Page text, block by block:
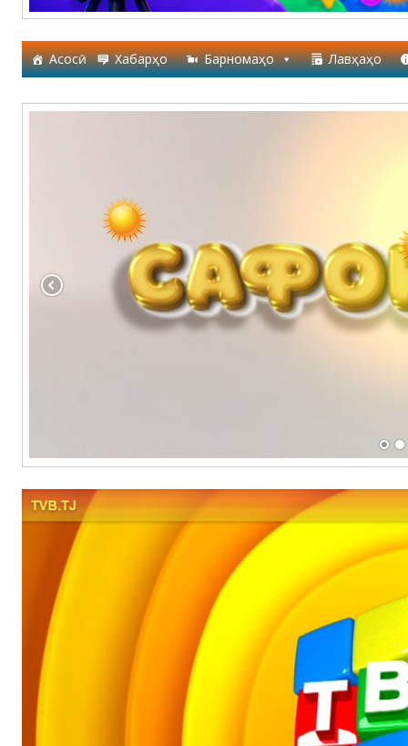
Асосӣ Хабарҳо Барномаҳо Лавҳаҳо